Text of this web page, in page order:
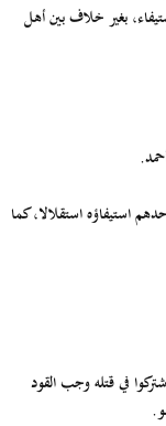
بغير خلاف بين أهل
استيفاؤه استقلالا، كما
في قتله وجب القود